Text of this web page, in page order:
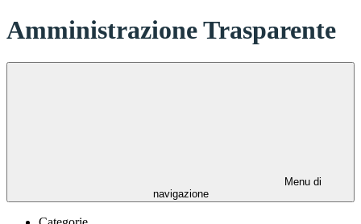
Amministrazione Trasparente
Menu di
navigazione